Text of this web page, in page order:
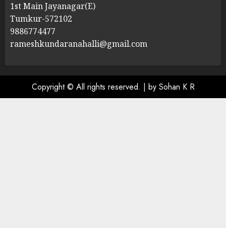
1st Main Jayanagar(E)
Tumkur-572102
9886774477
rameshkundaranahalli@gmail.com
Copyright © All rights reserved. | by Sohan K R